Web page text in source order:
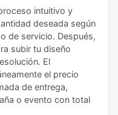
intuitivo y
deseada según
de servicio. Después,
subir tu diseño
El
el precio
de entrega,
o evento con total